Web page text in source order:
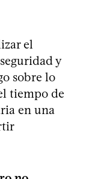
el
y
sobre lo
tiempo de
en una